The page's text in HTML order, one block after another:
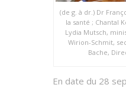
(de g. à dr.) Dr
la santé ; Chantal
Lydia Mutsch,
Wirion-Schmit,
Bache,
En date du 28